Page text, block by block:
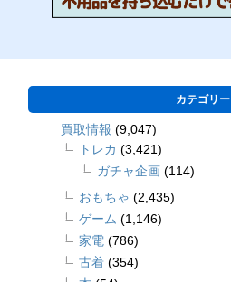
カテゴリー
買取情報 (9,047)
トレカ (3,421)
ガチャ企画 (114)
おもちゃ (2,435)
ゲーム (1,146)
家電 (786)
古着 (354)